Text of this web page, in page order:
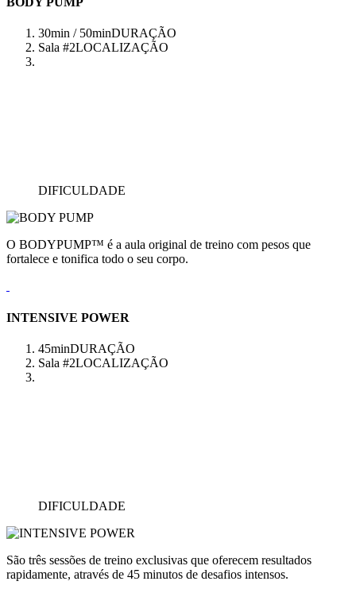
30min / 50minDURAÇÃO
Sala #2LOCALIZAÇÃO
DIFICULDADE
O BODYPUMP™ é a aula original de treino com pesos que
fortalece e tonifica todo o seu corpo.
INTENSIVE POWER
45minDURAÇÃO
Sala #2LOCALIZAÇÃO
DIFICULDADE
São três sessões de treino exclusivas que oferecem resultados
rapidamente, através de 45 minutos de desafios intensos.